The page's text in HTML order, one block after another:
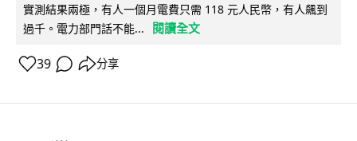
實測結果兩極，有人一個月電費只需 118 元人民幣，有人飆到
過千。電力部門話不能...
閱讀全文
39 分享